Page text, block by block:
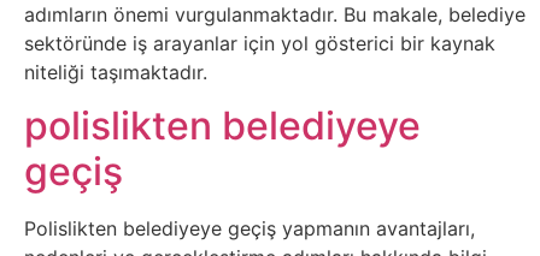
Bitkiler
Çizgi
Film
Diğer
adımların önemi vurgulanmaktadır. Bu makale, belediye
sektöründe iş arayanlar için yol gösterici bir kaynak
niteliği taşımaktadır.
polislikten belediyeye
geçiş
Polislikten belediyeye geçiş yapmanın avantajları,